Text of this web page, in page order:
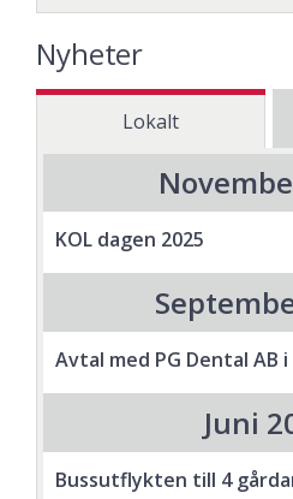
Nyheter
Lokalt
KOL dagen 2025
Avtal med PG Dental AB i
Juni
Bussutflykten till 4